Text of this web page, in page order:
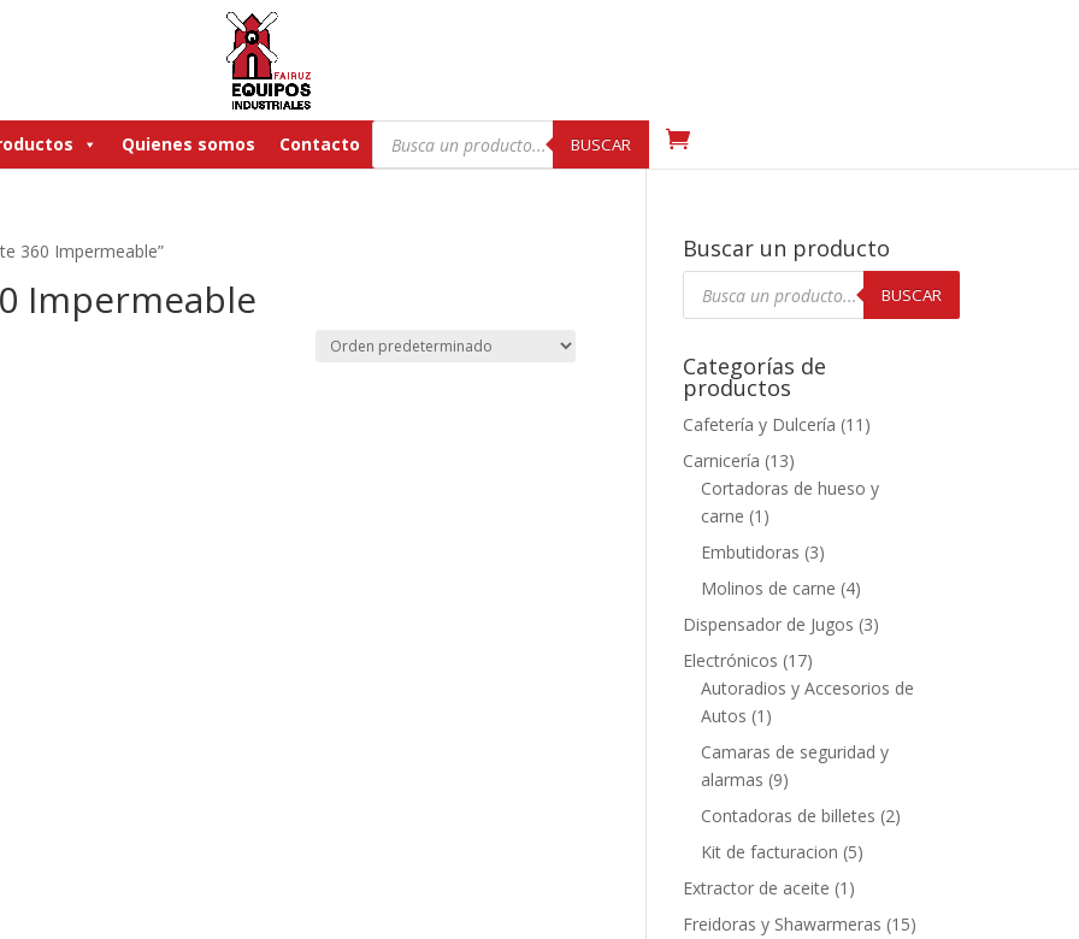
Quienes somos Contacto
Búsqueda
productos
BUSCAR
360 Impermeable”
Impermeable
Buscar un producto
Búsqueda
productos
BUSCAR
Categorías de
productos
Cafetería y Dulcería (11)
Carnicería (13)
Cortadoras de hueso y
carne (1)
Embutidoras (3)
Molinos de carne (4)
Dispensador de Jugos (3)
Electrónicos (17)
Autoradios y Accesorios de
Autos (1)
Camaras de seguridad y
alarmas (9)
Contadoras de billetes (2)
Kit de facturacion (5)
Extractor de aceite (1)
Freidoras y Shawarmeras (15)